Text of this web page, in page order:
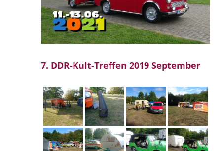
7. DDR-Kult-Treffen 2019 September